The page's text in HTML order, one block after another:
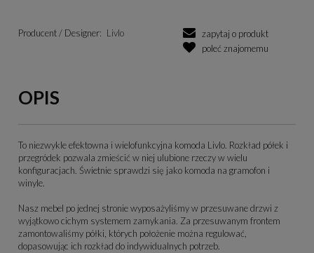
Producent / Designer: Livlo
zapytaj o produkt
poleć znajomemu
OPIS
To niezwykle efektowna i wielofunkcyjna komoda Livlo. Rozkład półek i
przegródek pozwala zmieścić w niej ulubione rzeczy w wielu
konfiguracjach. Świetnie sprawdzi się jako komoda na gramofon i
winyle.
Nasz mebel po jednej stronie wyposażyliśmy w przesuwane drzwi z
wyjątkowo cichym systemem zamykania. Za przesuwanym frontem
zamontowaliśmy półki, których położenie można regulować,
dopasowując ich rozkład do indywidualnych potrzeb.